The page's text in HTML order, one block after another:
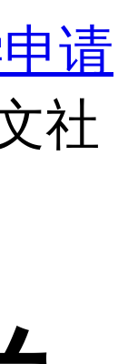
请
社